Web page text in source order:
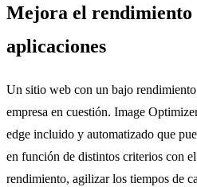
Mejora el rendimiento
aplicaciones
Un sitio web con un bajo rendimiento
empresa en cuestión. Image
edge incluido y automatizado que
en función de distintos criterios con
rendimiento, agilizar los tiempos de